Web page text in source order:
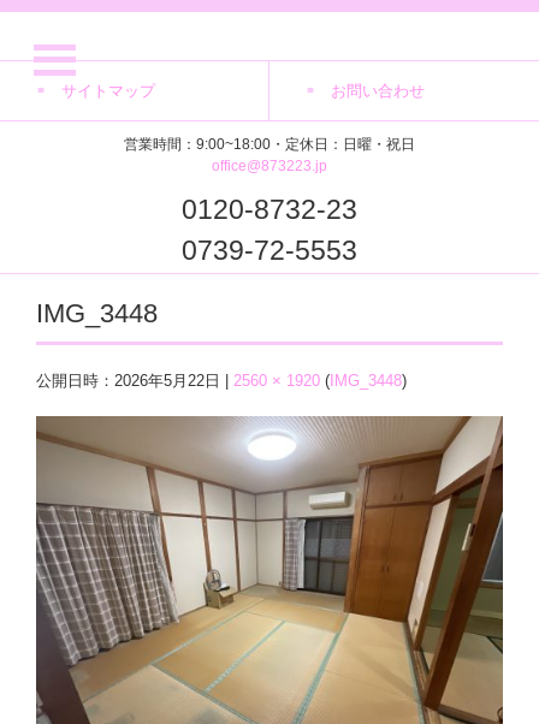
サイトマップ お問い合わせ
営業時間：9:00~18:00・定休日：日曜・祝日
office@873223.jp
0120-8732-23
0739-72-5553
IMG_3448
公開日時： 2026年5月22日 2560 × 1920 ( IMG_3448)